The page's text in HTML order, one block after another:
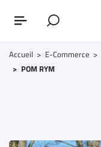
Accueil E-Commerce
POM RYM